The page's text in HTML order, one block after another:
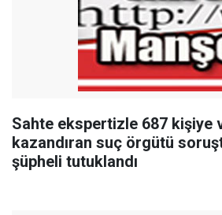
Sahte ekspertizle 687 kişiye
kazandıran suç örgütü
şüpheli tutuklandı